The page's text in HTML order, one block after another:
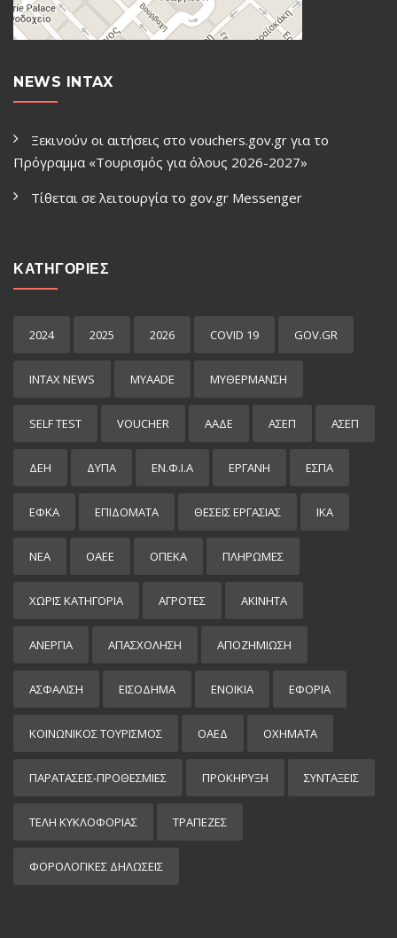
NEWS INTAX
Ξεκινούν οι αιτήσεις στο vouchers.gov.gr για το
Πρόγραμμα «Τουρισμός για όλους 2026-2027»
Τίθεται σε λειτουργία το gov.gr Μessenger
ΚΑΤΗΓΟΡΙΕΣ
2024 2025 2026 COVID 19 GOV.GR
INTAX NEWS MYAADE MYΘΈΡΜΑΝΣΗ
SELF TEST VOUCHER ΑΑΔΕ ΑΣΕΠ ΑΣΕΠ
ΔΕΗ ΔΥΠΑ ΕΝ.Φ.Ι.Α ΕΡΓΑΝΗ ΕΣΠΑ
ΕΦΚΑ ΕΠΙΔΌΜΑΤΑ ΘΕΣΕΙΣ ΕΡΓΑΣΙΑΣ ΙΚΑ
ΝΕΑ ΟΑΕΕ ΟΠΕΚΑ ΠΛΗΡΩΜΕΣ
ΧΩΡΊΣ ΚΑΤΗΓΟΡΊΑ ΑΓΡΟΤΕΣ ΑΚΙΝΗΤΑ
ΑΝΕΡΓΙΑ ΑΠΑΣΧΟΛΗΣΗ ΑΠΟΖΗΜΙΩΣΗ
ΑΣΦΑΛΙΣΗ ΕΙΣΌΔΗΜΑ ΕΝΟΙΚΙΑ ΕΦΟΡΙΑ
ΚΟΙΝΩΝΙΚΟΣ ΤΟΥΡΙΣΜΟΣ ΟΑΕΔ ΟΧΗΜΑΤΑ
ΠΑΡΑΤΑΣΕΙΣ-ΠΡΟΘΕΣΜΙΕΣ ΠΡΟΚΉΡΥΞΗ ΣΥΝΤΑΞΕΙΣ
ΤΕΛΗ ΚΥΚΛΟΦΟΡΙΑΣ ΤΡΑΠΕΖΕΣ
ΦΟΡΟΛΟΓΙΚΕΣ ΔΗΛΩΣΕΙΣ